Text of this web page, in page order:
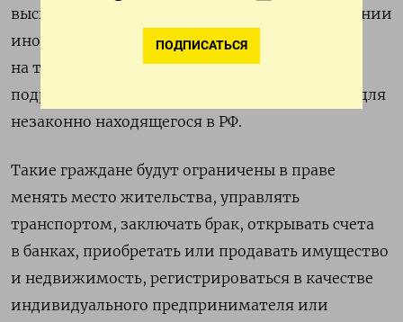
ПОДПИСАТЬСЯ
высылки. Он будет устанавливаться в отношении
иностранцев, нелегально находящихся
на территории РФ. Введение данного режима
подразумевает ограничение отдельных прав для
незаконно находящегося в РФ.
Такие граждане будут ограничены в праве
менять место жительства, управлять
транспортом, заключать брак, открывать счета
в банках, приобретать или продавать имущество
и недвижимость, регистрироваться в качестве
индивидуального предпринимателя или